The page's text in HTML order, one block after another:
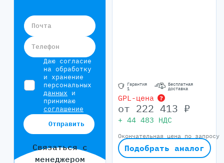
Почта
Телефон
Даю согласие
на обработку
и хранение
персональных
данных и
принимаю
соглашение
Отправить
Связаться с
менеджером
Гарантия
1
Бесплатная
доставка
GPL-цена ?
от 222 413 ₽
+ 44 483 НДС
Окончательная цена по запросу
Подобрать аналог